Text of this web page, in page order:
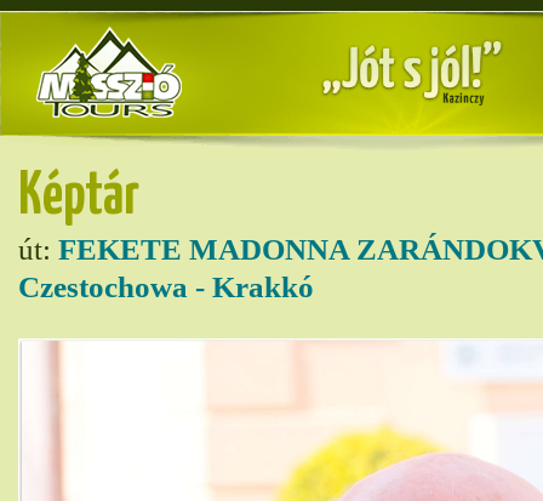
Képtár
út: FEKETE MADONNA
Czestochowa - Krakkó